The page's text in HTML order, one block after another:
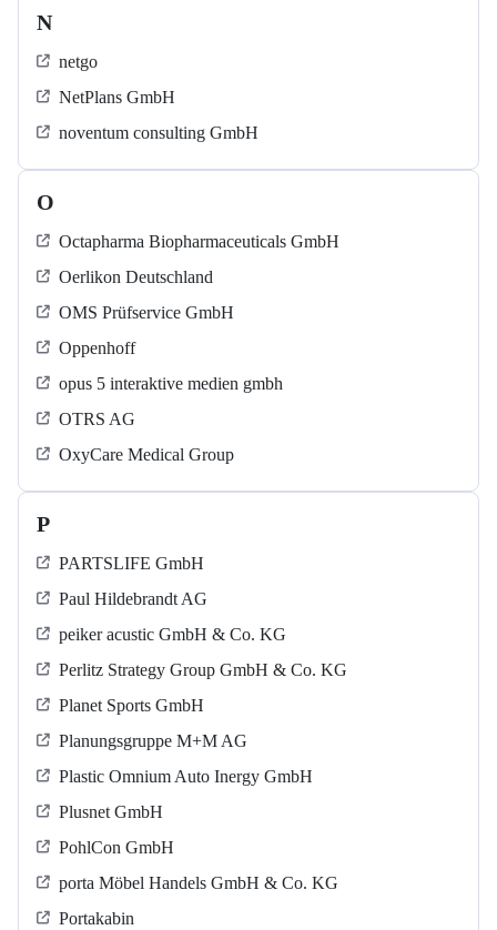
N
netgo
NetPlans GmbH
noventum consulting GmbH
O
Octapharma Biopharmaceuticals GmbH
Oerlikon Deutschland
OMS Prüfservice GmbH
Oppenhoff
opus 5 interaktive medien gmbh
OTRS AG
OxyCare Medical Group
P
PARTSLIFE GmbH
Paul Hildebrandt AG
peiker acustic GmbH & Co. KG
Perlitz Strategy Group GmbH & Co. KG
Planet Sports GmbH
Planungsgruppe M+M AG
Plastic Omnium Auto Inergy GmbH
Plusnet GmbH
PohlCon GmbH
porta Möbel Handels GmbH & Co. KG
Portakabin